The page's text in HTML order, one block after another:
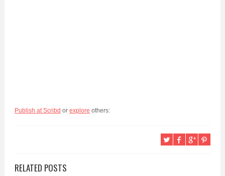
Publish at Scribd or explore others:
RELATED POSTS